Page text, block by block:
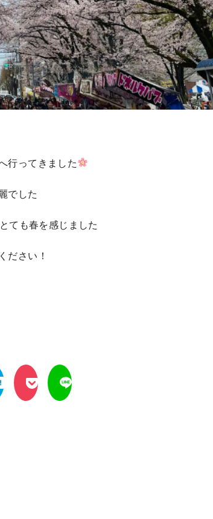
行ってきました
でした
ても春を感じました
ださい！